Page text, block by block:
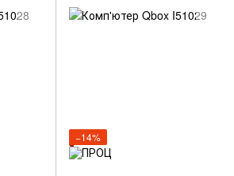
−14%